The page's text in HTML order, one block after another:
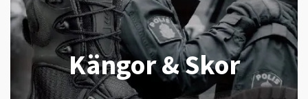
Kängor & Skor